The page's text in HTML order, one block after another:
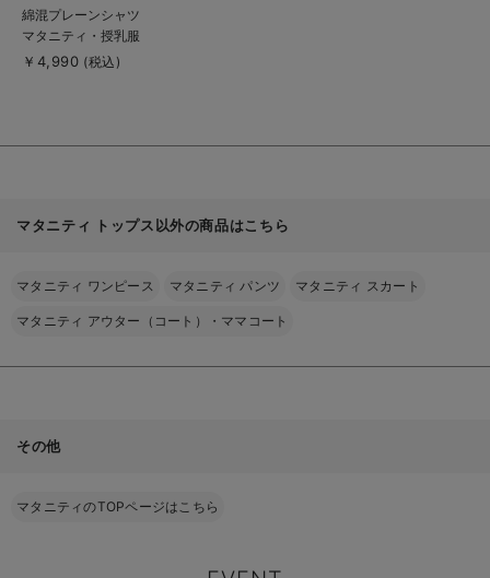
商
品
詳
細
を
綿混プレーンシャツ
マタニティ・授乳服
【出産後も長く使え
￥4,990 (税込)
マタニティ トップス以外の商品はこちら
マタニティ ワンピース マタニティ パンツ マタニティ スカート
マタニティ アウター（コート）・ママコート
その他
マタニティのTOPページはこちら